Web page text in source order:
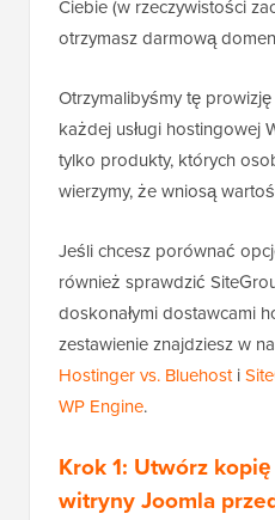
Ciebie (w rzeczywistości
otrzymasz darmową
Otrzymalibyśmy tę
każdej usługi hostingowej
tylko produkty, których
wierzymy, że wniosą
Jeśli chcesz porównać
również sprawdzić
doskonałymi dostawcami
zestawienie znajdziesz w
Hostinger vs. Bluehosti
WP Engine.
Krok 1: Utwórz
witryny Joomla